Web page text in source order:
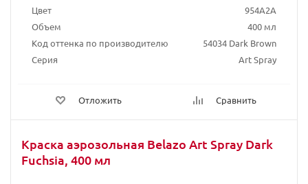
Цвет
954A2A
Объем
400 мл
Код оттенка по производителю
54034 Dark Brown
Серия
Art Spray
Отложить Сравнить
Краска аэрозольная Belazo Art Spray Dark
Fuchsia, 400 мл